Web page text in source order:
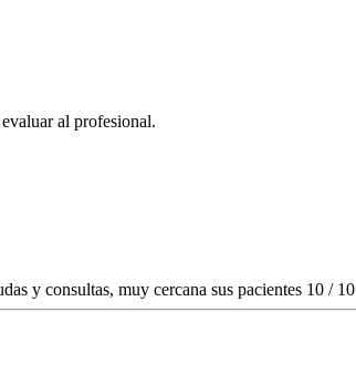
al profesional.
y consultas, muy cercana sus pacientes 10 / 10